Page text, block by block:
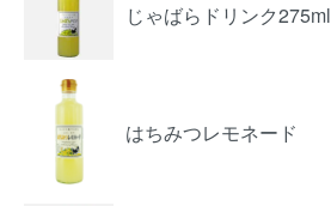
じゃばらドリンク275ml
はちみつレモネード